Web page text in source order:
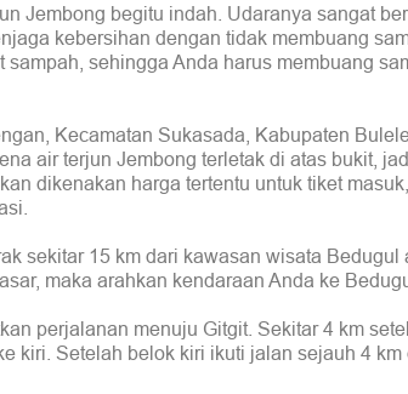
Jembong begitu indah. Udaranya sangat
kebersihan dengan tidak membuang
sehingga Anda harus membuang
Kecamatan Sukasada, Kabupaten
air terjun Jembong terletak di atas bukit,
dikenakan harga tertentu untuk tiket
sekitar 15 km dari kawasan wisata Bedugul
maka arahkan kendaraan Anda ke
perjalanan menuju Gitgit. Sekitar 4 km
kiri. Setelah belok kiri ikuti jalan sejauh 4